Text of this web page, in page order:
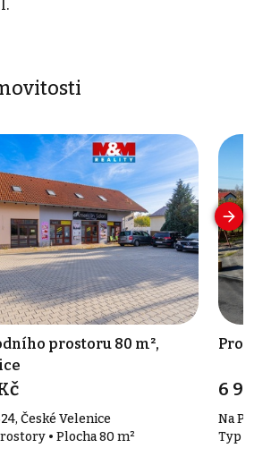
prostoru 80 m²,
České Velenice
• Plocha 80 m²
6
Na
Typ